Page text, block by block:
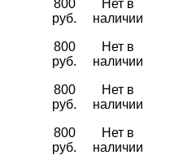
800
руб.
Нет в
наличии
800
руб.
Нет в
наличии
800
руб.
Нет в
наличии
800
руб.
Нет в
наличии